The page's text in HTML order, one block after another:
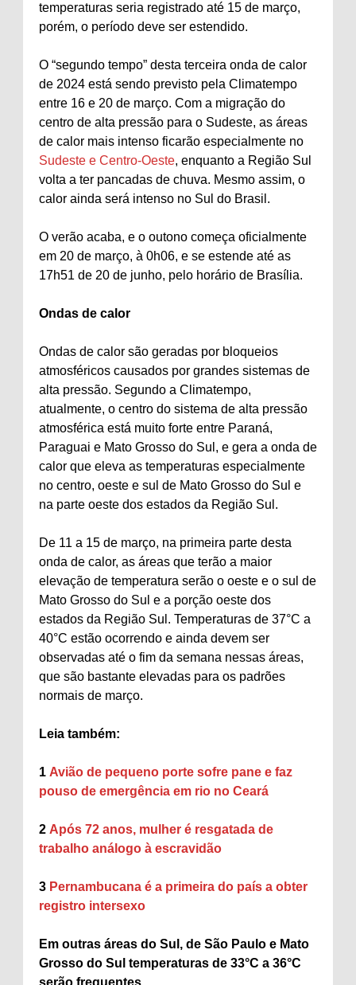
temperaturas seria registrado até 15 de março,
porém, o período deve ser estendido.
O “segundo tempo” desta terceira onda de calor
de 2024 está sendo previsto pela Climatempo
entre 16 e 20 de março. Com a migração do
centro de alta pressão para o Sudeste, as áreas
de calor mais intenso ficarão especialmente no
Sudeste e Centro-Oeste, enquanto a Região Sul
volta a ter pancadas de chuva. Mesmo assim, o
calor ainda será intenso no Sul do Brasil.
O verão acaba, e o outono começa oficialmente
em 20 de março, à 0h06, e se estende até as
17h51 de 20 de junho, pelo horário de Brasília.
Ondas de calor
Ondas de calor são geradas por bloqueios
atmosféricos causados por grandes sistemas de
alta pressão. Segundo a Climatempo,
atualmente, o centro do sistema de alta pressão
atmosférica está muito forte entre Paraná,
Paraguai e Mato Grosso do Sul, e gera a onda de
calor que eleva as temperaturas especialmente
no centro, oeste e sul de Mato Grosso do Sul e
na parte oeste dos estados da Região Sul.
De 11 a 15 de março, na primeira parte desta
onda de calor, as áreas que terão a maior
elevação de temperatura serão o oeste e o sul de
Mato Grosso do Sul e a porção oeste dos
estados da Região Sul. Temperaturas de 37°C a
40°C estão ocorrendo e ainda devem ser
observadas até o fim da semana nessas áreas,
que são bastante elevadas para os padrões
normais de março.
Leia também:
1 Avião de pequeno porte sofre pane e faz
pouso de emergência em rio no Ceará
2 Após 72 anos, mulher é resgatada de
trabalho análogo à escravidão
3 Pernambucana é a primeira do país a obter
registro intersexo
Em outras áreas do Sul, de São Paulo e Mato
Grosso do Sul temperaturas de 33°C a 36°C
serão frequentes.